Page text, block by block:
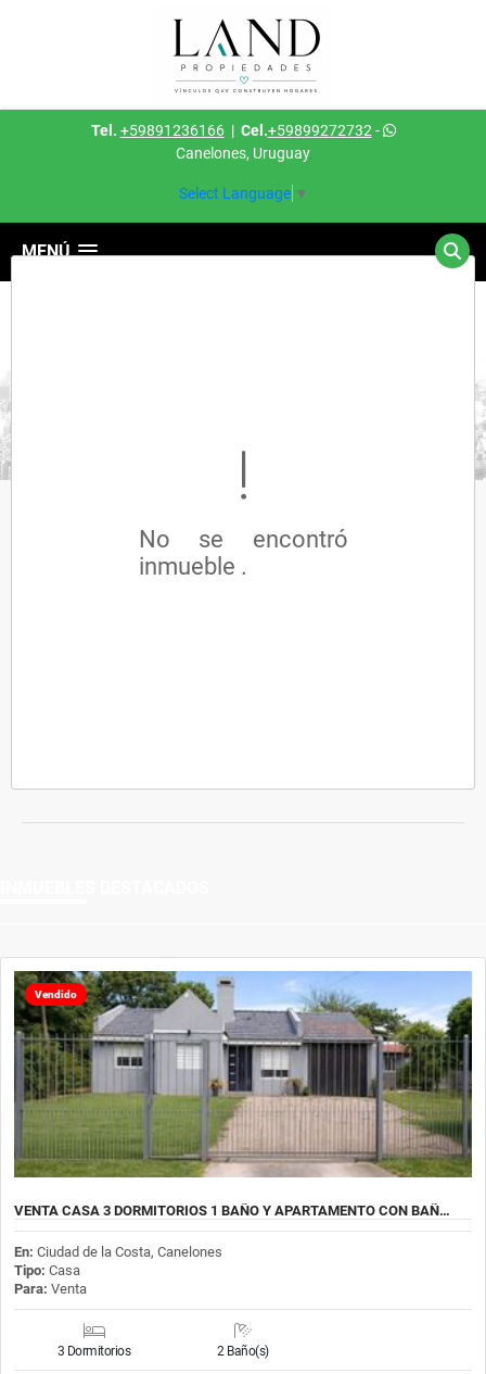
Tel. +59891236166| Cel.+59899272732 -
Canelones, Uruguay
Select Language ▼
MENÚ
No se encontró
inmueble .
Vendido
VENTA CASA 3 DORMITORIOS 1 BAÑO Y APARTAMENTO CON BAÑ…
En: Ciudad de la Costa, Canelones
Tipo: Casa
Para: Venta
3 Dormitorios 2 Baño(s)